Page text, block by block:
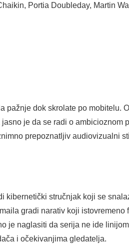
Portia Doubleday, Martin
pažnje dok skrolate po mobitelu.
je da se radi o
prepoznatljiv audiovizualni
kibernetički stručnjak koji se
gradi narativ koji
je naglasiti da serija ne ide
i očekivanjima gledatelja.